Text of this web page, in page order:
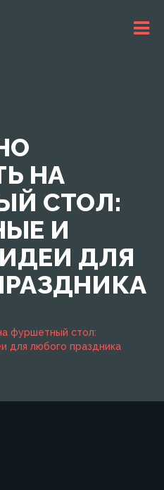
НА
СТОЛ:
И
ДЛЯ
фуршетный стол:
для любого праздника